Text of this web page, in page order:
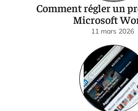
Comment régler un
Microsoft
11 mars 2026